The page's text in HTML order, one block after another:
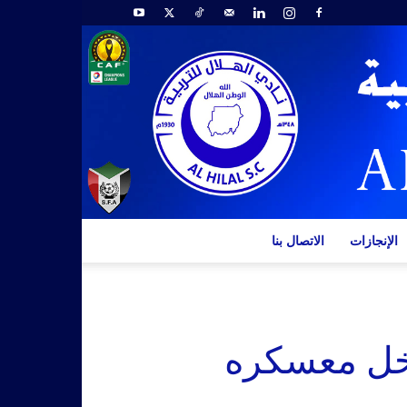
الاتصال بنا الإنجازات
معسكره